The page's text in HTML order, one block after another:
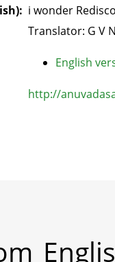
i wonder
Translator: G V
English
http://